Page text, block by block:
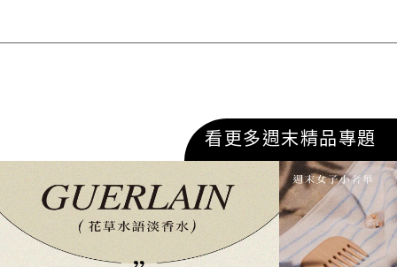
看更多週末精品專題